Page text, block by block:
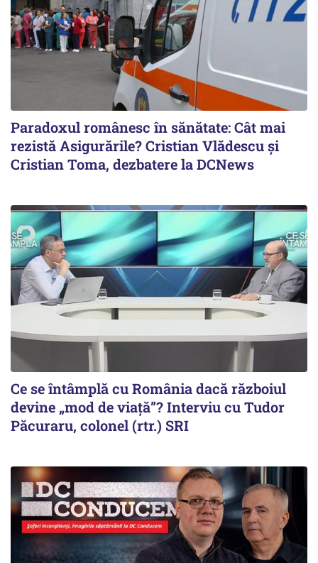
Paradoxul românesc în sănătate: Cât mai
rezistă Asigurările? Cristian Vlădescu și
Cristian Toma, dezbatere la DCNews
Ce se întâmplă cu România dacă războiul
devine „mod de viață”? Interviu cu Tudor
Păcuraru, colonel (rtr.) SRI